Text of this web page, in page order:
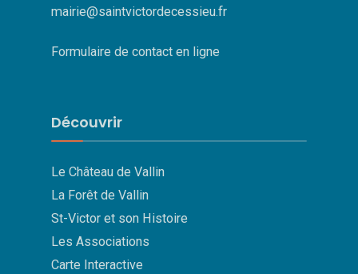
mairie@saintvictordecessieu.fr
Formulaire de contact en ligne
Découvrir
Le Château de Vallin
La Forêt de Vallin
St-Victor et son Histoire
Les Associations
Carte Interactive